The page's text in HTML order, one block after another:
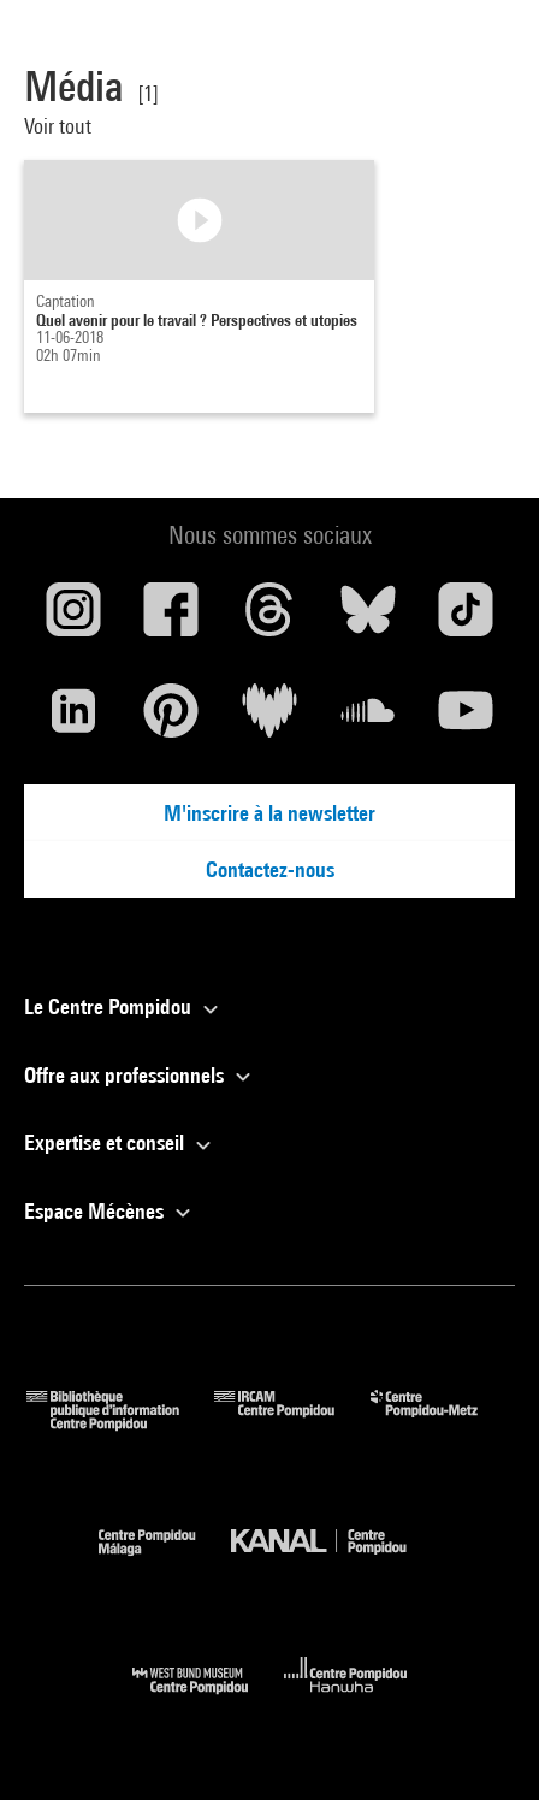
Média
[1]
Voir tout
Captation
Quel avenir pour le travail ? Perspectives et utopies
11-06-2018
02h 07min
Nous sommes sociaux
M'inscrire à la newsletter
Contactez-nous
Le Centre Pompidou
Offre aux professionnels
Expertise et conseil
Espace Mécènes